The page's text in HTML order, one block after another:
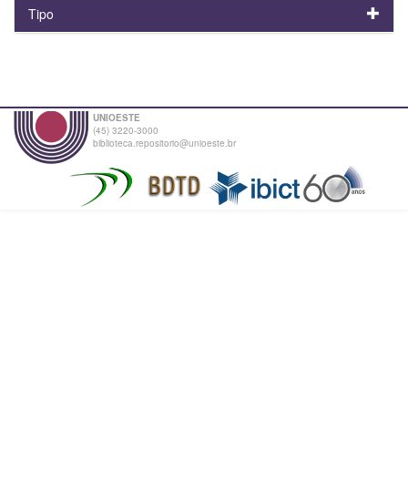
Tipo
UNIOESTE
(45) 3220-3000
biblioteca.repositorio@unioeste.br